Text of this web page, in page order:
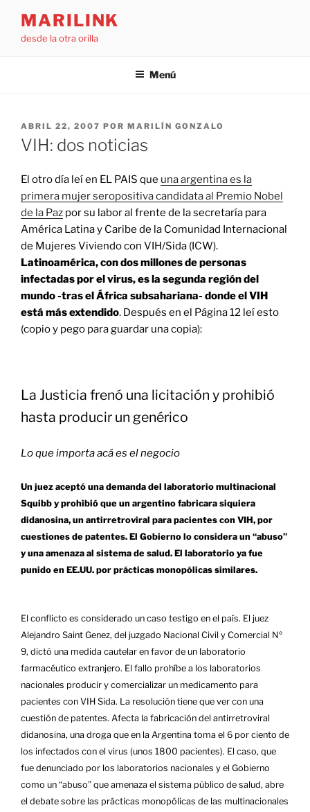
contenido
MARILINK
desde la otra orilla
Menú
PUBLICADO
EL
ABRIL 22, 2007 POR MARILÍN GONZALO
VIH: dos noticias
El otro día leí en EL PAIS que una argentina es la
primera mujer seropositiva candidata al Premio Nobel
de la Paz por su labor al frente de la secretaría para
América Latina y Caribe de la Comunidad Internacional
de Mujeres Viviendo con VIH/Sida (ICW).
Latinoamérica, con dos millones de personas
infectadas por el virus, es la segunda región del
mundo -tras el África subsahariana- donde el VIH
está más extendido. Después en el Página 12 leí esto
(copio y pego para guardar una copia):
La Justicia frenó una licitación y prohibió
hasta producir un genérico
Lo que importa acá es el negocio
Un juez aceptó una demanda del laboratorio multinacional
Squibb y prohibió que un argentino fabricara siquiera
didanosina, un antirretroviral para pacientes con VIH, por
cuestiones de patentes. El Gobierno lo considera un “abuso”
y una amenaza al sistema de salud. El laboratorio ya fue
punido en EE.UU. por prácticas monopólicas similares.
El conflicto es considerado un caso testigo en el país. El juez
Alejandro Saint Genez, del juzgado Nacional Civil y Comercial Nº
9, dictó una medida cautelar en favor de un laboratorio
farmacéutico extranjero. El fallo prohíbe a los laboratorios
nacionales producir y comercializar un medicamento para
pacientes con VIH Sida. La resolución tiene que ver con una
cuestión de patentes. Afecta la fabricación del antirretroviral
didanosina, una droga que en la Argentina toma el 6 por ciento de
los infectados con el virus (unos 1800 pacientes). El caso, que
fue denunciado por los laboratorios nacionales y el Gobierno
como un “abuso” que amenaza el sistema público de salud, abre
el debate sobre las prácticas monopólicas de las multinacionales